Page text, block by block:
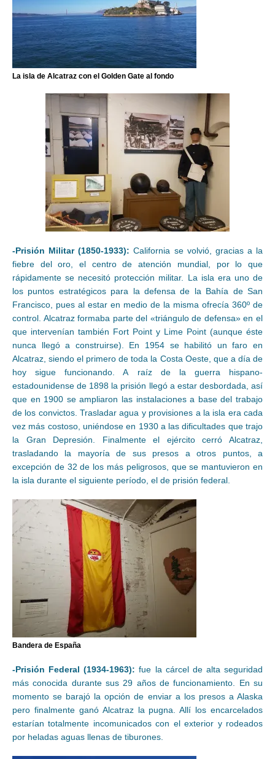
La isla de Alcatraz con el Golden Gate al fondo
-Prisión Militar (1850-1933): California se volvió, gracias a la
fiebre del oro, el centro de atención mundial, por lo que
rápidamente se necesitó protección militar. La isla era uno de
los puntos estratégicos para la defensa de la Bahía de San
Francisco, pues al estar en medio de la misma ofrecía 360º de
control. Alcatraz formaba parte del «triángulo de defensa» en el
que intervenían también Fort Point y Lime Point (aunque éste
nunca llegó a construirse). En 1954 se habilitó un faro en
Alcatraz, siendo el primero de toda la Costa Oeste, que a día de
hoy sigue funcionando. A raíz de la guerra hispano-
estadounidense de 1898 la prisión llegó a estar desbordada, así
que en 1900 se ampliaron las instalaciones a base del trabajo
de los convictos. Trasladar agua y provisiones a la isla era cada
vez más costoso, uniéndose en 1930 a las dificultades que trajo
la Gran Depresión. Finalmente el ejército cerró Alcatraz,
trasladando la mayoría de sus presos a otros puntos, a
excepción de 32 de los más peligrosos, que se mantuvieron en
la isla durante el siguiente período, el de prisión federal.
Bandera de España
-Prisión Federal (1934-1963): fue la cárcel de alta seguridad
más conocida durante sus 29 años de funcionamiento. En su
momento se barajó la opción de enviar a los presos a Alaska
pero finalmente ganó Alcatraz la pugna. Allí los encarcelados
estarían totalmente incomunicados con el exterior y rodeados
por heladas aguas llenas de tiburones.